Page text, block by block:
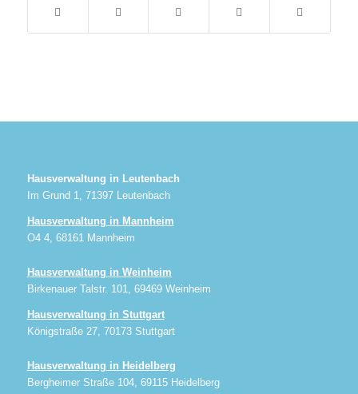
Hausverwaltung in Leutenbach
Im Grund 1, 71397 Leutenbach
Hausverwaltung in Mannheim
O4 4, 68161 Mannheim
Hausverwaltung in Weinheim
Birkenauer Talstr. 101, 69469 Weinheim
Hausverwaltung in Stuttgart
Königstraße 27, 70173 Stuttgart
Hausverwaltung in Heidelberg
Bergheimer Straße 104, 69115 Heidelberg